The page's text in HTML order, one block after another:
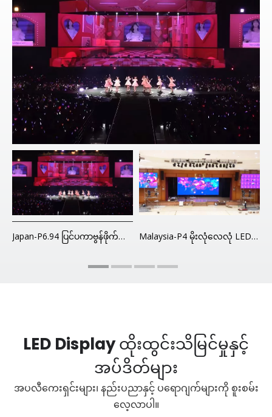
Japan-P6.94 ပြင်ပကာဗွန်ဖိုက်ဘာအငှား LED မျက်နှာပြင် Malaysia-P4 မိုးလုံလေလုံ LED မျက်နှာပြင်
LED Display ထိုးထွင်းသိမြင်မှုနှင့်
အပ်ဒိတ်များ
အပလီကေးရှင်းများ၊ နည်းပညာနှင့် ပရောဂျက်များကို စူးစမ်း
လေ့လာပါ။